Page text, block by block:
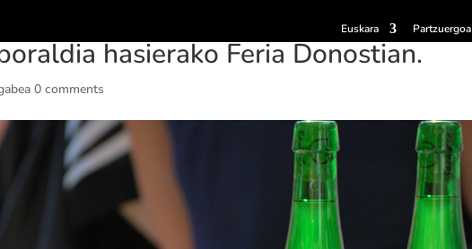
Euskara Partzuergoa
hasierako Feria Donostian.
0 comments